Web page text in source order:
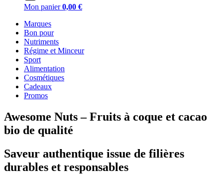
Mon panier 0,00 €
Marques
Bon pour
Nutriments
Régime et Minceur
Sport
Alimentation
Cosmétiques
Cadeaux
Promos
Awesome Nuts – Fruits à coque et cacao
bio de qualité
Saveur authentique issue de filières
durables et responsables